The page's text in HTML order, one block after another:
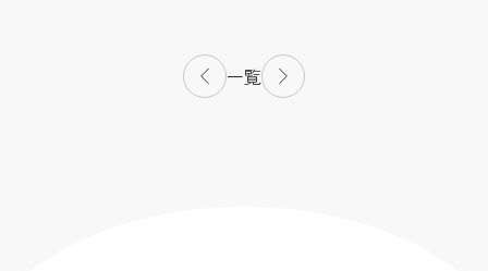
一覧